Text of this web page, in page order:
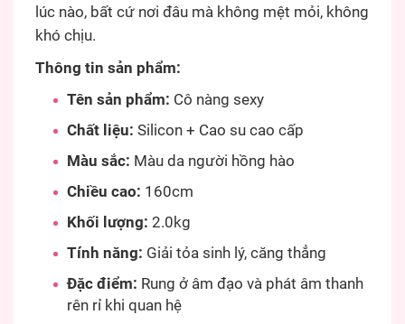
lúc nào, bất cứ nơi đâu mà không mệt mỏi, không
khó chịu.
Thông tin sản phẩm:
Tên sản phẩm: Cô nàng sexy
Chất liệu: Silicon + Cao su cao cấp
Màu sắc: Màu da người hồng hào
Chiều cao: 160cm
Khối lượng: 2.0kg
Tính năng: Giải tỏa sinh lý, căng thẳng
Đặc điểm: Rung ở âm đạo và phát âm thanh
rên rỉ khi quan hệ